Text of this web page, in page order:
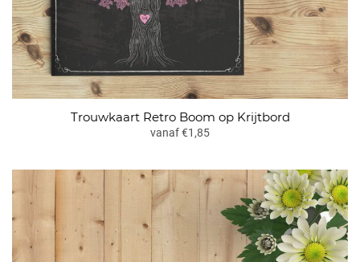
Trouwkaart Retro Boom op Krijtbord
vanaf €1,85